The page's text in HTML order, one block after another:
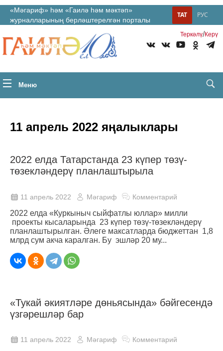
«Мәгариф» һәм «Гаилә һәм мәктәп»
журналларының берләштерелгән порталы
РУС
ТАТ
Теркəлү/Керү
Меню
11 апрель 2022 яңалыклары
2022 елда Татарстанда 23 күпер төзү-
төзекләндерү планлаштырыла
11 апрель 2022 Мәгариф Комментарий
2022 елда «Куркыныч сыйфатлы юллар» милли
проекты кысаларында 23 күпер төзү-төзекләндерү
планлаштырылган. Әлеге максатларда бюджеттан 1,8
млрд сум акча каралган. Бу эшләр 20 му...
«Тукай әкиятләре дөньясында» бәйгесендә
үзгәрешләр бар
11 апрель 2022 Мәгариф Комментарий